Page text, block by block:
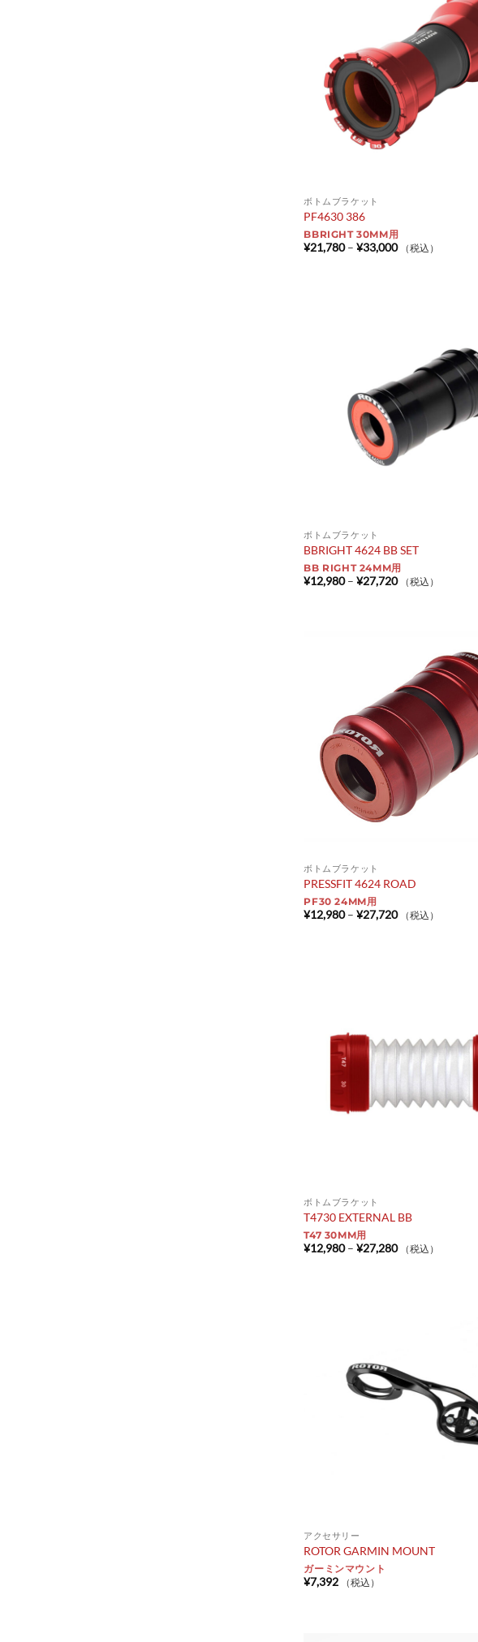
ボトムブラケット
PF4630 386
BBRIGHT 30MM用
¥21,780 –¥33,000価
格
（税込）
ボトムブラケット
BBRIGHT 4624 BB SET
BB RIGHT 24MM用
¥12,980 –¥27,720価
格
（税込）
ボトムブラケット
PRESSFIT 4624 ROAD
PF30 24MM用
¥12,980 –¥27,720価
格
（税込）
ボトムブラケット
T4730 EXTERNAL BB
T47 30MM用
¥12,980 –¥27,280価
格
（税込）
アクセサリー
ROTOR GARMIN MOUNT
ガーミンマウント
¥7,392 （税込）